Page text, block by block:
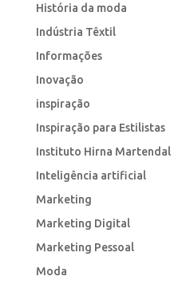
História da moda
Indústria Têxtil
Informações
Inovação
inspiração
Inspiração para Estilistas
Instituto Hirna Martendal
Inteligência artificial
Marketing
Marketing Digital
Marketing Pessoal
Moda